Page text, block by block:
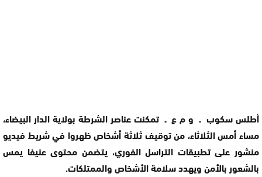
أطلس سكوب ـ و م ع ـ تمكنت عناصر الشرطة بولاية الدار البيضاء،
مساء أمس الثلاثاء، من توقيف ثلاثة أشخاص ظهروا في شريط فيديو
منشور على تطبيقات التراسل الفوري، يتضمن محتوى عنيفا يمس
بالشعور بالأمن ويهدد سلامة الأشخاص والممتلكات.